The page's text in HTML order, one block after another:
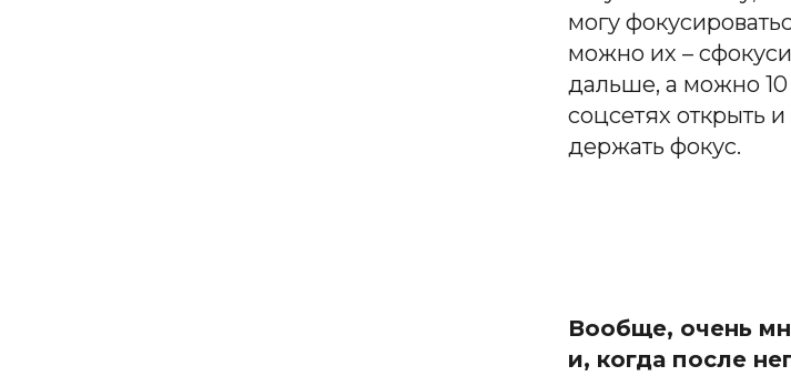
могу
можно их –
дальше, а можно 10
соцсетях открыть
держать фокус.
Вообще, очень
и, когда после